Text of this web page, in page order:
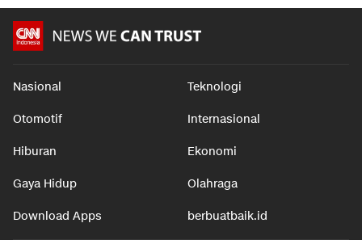
Nasional Teknologi
Otomotif Internasional
Hiburan Ekonomi
Gaya Hidup Olahraga
Download Apps berbuatbaik.id